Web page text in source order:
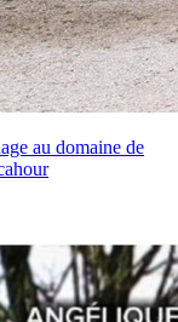
au domaine de